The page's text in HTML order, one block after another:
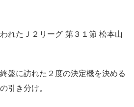
れたＪ２リーグ 第３１節 松本山
盤に訪れた２度の決定機を決める
引き分け。